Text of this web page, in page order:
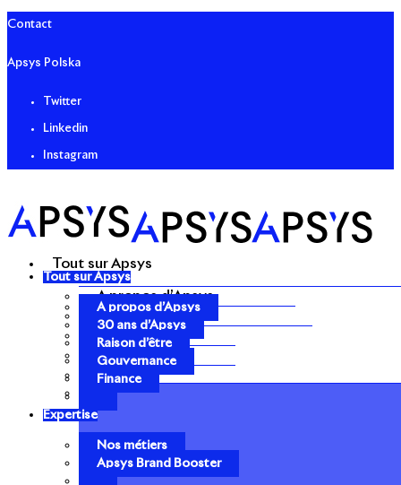
Contact
Apsys Polska
Twitter
Linkedin
Instagram
Tout sur Apsys
A propos d’Apsys
30 ans d’Apsys
Raison d’être
Gouvernance
Finance
Tout sur Apsys
A propos d’Apsys
30 ans d’Apsys
Raison d’être
Gouvernance
Finance
Expertise
Nos métiers
Apsys Brand Booster